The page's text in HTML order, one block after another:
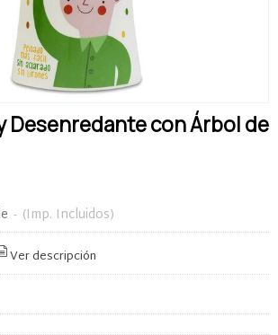
Desenredante con Árbol de
- (Imp. Incluidos)
Ver descripción